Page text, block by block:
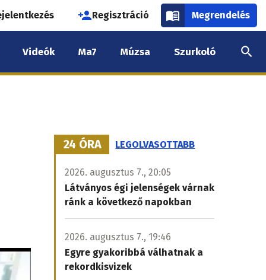
Regisztráció Megrendelés
Videók Ma7 Múzsa Szurkoló
24 ÓRA LEGOLVASOTTABB
2026. augusztus 7., 20:05
Látványos égi jelenségek várnak
ránk a következő napokban
2026. augusztus 7., 19:46
Egyre gyakoribbá válhatnak a
rekordkisvizek